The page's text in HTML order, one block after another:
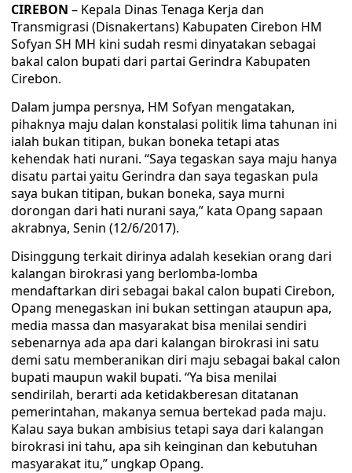
CIREBON – Kepala Dinas Tenaga Kerja dan
Transmigrasi (Disnakertans) Kabupaten Cirebon HM
Sofyan SH MH kini sudah resmi dinyatakan sebagai
bakal calon bupati dari partai Gerindra Kabupaten
Cirebon.
Dalam jumpa persnya, HM Sofyan mengatakan,
pihaknya maju dalan konstalasi politik lima tahunan ini
ialah bukan titipan, bukan boneka tetapi atas
kehendak hati nurani. “Saya tegaskan saya maju hanya
disatu partai yaitu Gerindra dan saya tegaskan pula
saya bukan titipan, bukan boneka, saya murni
dorongan dari hati nurani saya,” kata Opang sapaan
akrabnya, Senin (12/6/2017).
Disinggung terkait dirinya adalah kesekian orang dari
kalangan birokrasi yang berlomba-lomba
mendaftarkan diri sebagai bakal calon bupati Cirebon,
Opang menegaskan ini bukan settingan ataupun apa,
media massa dan masyarakat bisa menilai sendiri
sebenarnya ada apa dari kalangan birokrasi ini satu
demi satu memberanikan diri maju sebagai bakal calon
bupati maupun wakil bupati. “Ya bisa menilai
sendirilah, berarti ada ketidakberesan ditatanan
pemerintahan, makanya semua bertekad pada maju.
Kalau saya bukan ambisius tetapi saya dari kalangan
birokrasi ini tahu, apa sih keinginan dan kebutuhan
masyarakat itu,” ungkap Opang.